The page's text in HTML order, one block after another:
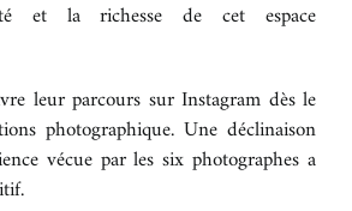
et la richesse de cet espace
leur parcours sur Instagram dès le
photographique. Une déclinaison
vécue par les six photographes a